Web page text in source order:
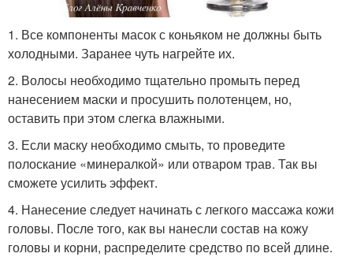
1. Все компоненты масок с коньяком не должны быть
холодными. Заранее чуть нагрейте их.
2. Волосы необходимо тщательно промыть перед
нанесением маски и просушить полотенцем, но,
оставить при этом слегка влажными.
3. Если маску необходимо смыть, то проведите
полоскание «минералкой» или отваром трав. Так вы
сможете усилить эффект.
4. Нанесение следует начинать с легкого массажа кожи
головы. После того, как вы нанесли состав на кожу
головы и корни, распределите средство по всей длине.